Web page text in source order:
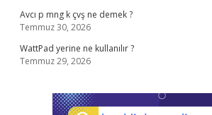
Avcı p mng k çvş ne demek ?
Temmuz 30, 2026
WattPad yerine ne kullanılır ?
Temmuz 29, 2026